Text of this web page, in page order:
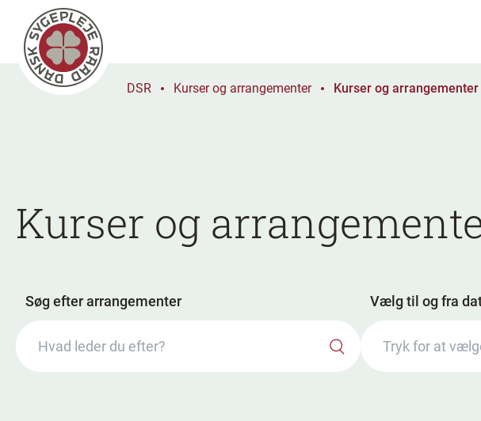
DSR Kurser og arrangementer Kurser og
Kurser og
Søg efter arrangementer Vælg til og fra